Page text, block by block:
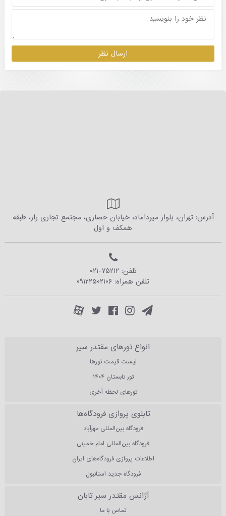
آدرس: تهران، بلوار میرداماد، خیابان حصاری، مجتمع تجاری راز، طبقه
همکف و اول
تلفن: ۰۲۱-۷۵۲۱۲
تلفن همراه: ۰۹۱۲۲۵۰۲۱۰۶
انواع تورهای مقتدر سیر
لیست قیمت تورها
تور تابستان ۱۴۰۴
تورهای لحظه آخری
تابلوی پروازی فرودگاه‌ها
فرودگاه بین‌المللی مهرآباد
فرودگاه بین‌المللی امام خمینی
اطلاعات پروازی فرودگاه‌های ایران
فرودگاه جدید استانبول
آژانس مقتدر سیر تابان
تماس با ما